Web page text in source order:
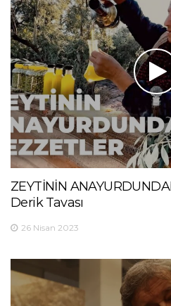
ZEYTİNİN
Derik Tavası
26 Nisan 2023